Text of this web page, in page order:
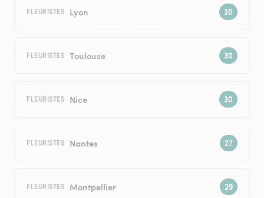
FLEURISTES Lyon
FLEURISTES Toulouse
FLEURISTES Nice
FLEURISTES Nantes
FLEURISTES Montpellier